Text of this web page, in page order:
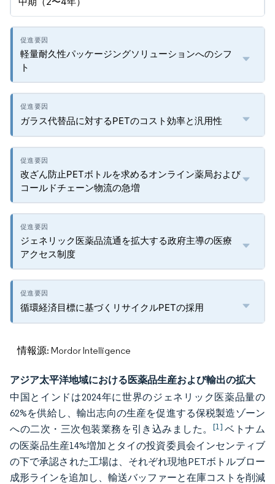
軽量耐久性パッケージングソリューションへのシフ
ト
ガラス代替品に対するPETのコスト効率と汎用性
改ざん防止PETボトルを求めるオンライン薬局および
コールドチェーン物流の急増
ジェネリック医薬品流通を拡大する政府主導の医療
アクセス制度
循環経済目標に基づくリサイクルPETの採用
情報源: Mordor Intelligence
アジア太平洋地域における医薬品生産および輸出の拡大
中国とインドは2024年に世界のジェネリック医薬品量の
62%を供給し、輸出志向の生産を促進する保税製造ゾーン
への二次・三次包装業務を引き込みました。 [1] ベトナム
の医薬品生産14%増加とタイの投資委員会インセンティブ
の下で承認された工場は、それぞれ現地PETボトルブロー
成形ラインを追加し、輸送バッファーと在庫コストを削減